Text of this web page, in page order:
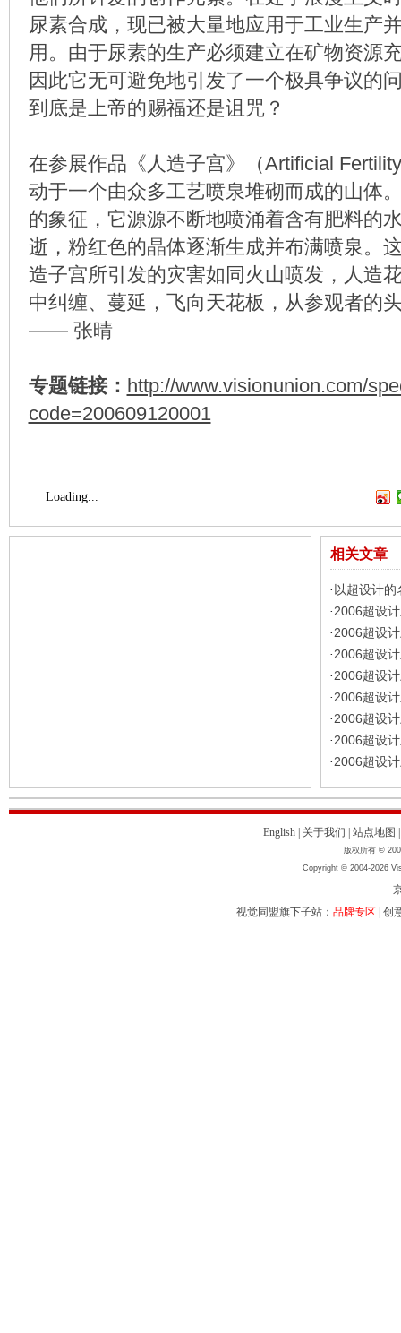
尿素合成，现已被大量地应用于工业生产
用。由于尿素的生产必须建立在矿物资源
因此它无可避免地引发了一个极具争议的
到底是上帝的赐福还是诅咒？
在参展作品《人造子宫》（Artificial
动于一个由众多工艺喷泉堆砌而成的山体
的象征，它源源不断地喷涌着含有肥料的
逝，粉红色的晶体逐渐生成并布满喷泉。
造子宫所引发的灾害如同火山喷发，人造
中纠缠、蔓延，飞向天花板，从参观者的
—— 张晴
专题链接： http://www.visionunion.com/
code=200609120001
Loading...
相关文章
· 以超设计的
· 2006超设
· 2006超设
· 2006超设
· 2006超设
· 2006超设
· 2006超设
· 2006超设
· 2006超设
English 关于我们 站点地图
版权所有 ©
Copyright © 2004-2026
视觉同盟旗下子站： 品牌专区 创